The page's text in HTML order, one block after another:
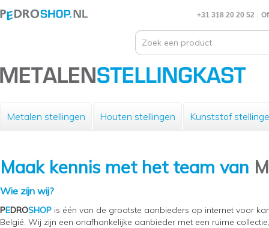
+31 318 20 20 52
Metalen stellingen Houten stellingen Kunststof
Maak kennis met het team van
Wie zijn wij?
PEDROSHOP is één van de grootste aanbieders op internet voor
België. Wij zijn een onafhankelijke aanbieder met een ruime